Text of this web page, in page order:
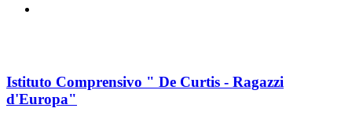
Istituto Comprensivo " De Curtis - Ragazzi
d'Europa"